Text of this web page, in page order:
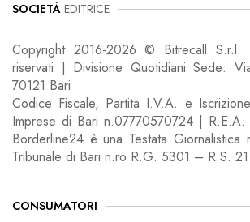
SOCIETÀ EDITRICE
Copyright 2016-2026 © Bitrecall S.r.l.
riservati | Divisione Quotidiani Sede:
70121 Bari
Codice Fiscale, Partita I.V.A. e
Imprese di Bari n.07770570724 |
Borderline24 è una Testata Giornalistica
Tribunale di Bari n.ro R.G. 5301 – R.S.
CONSUMATORI